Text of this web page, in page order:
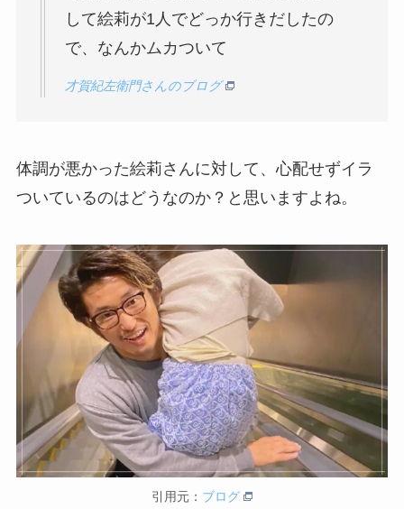
して絵莉が1人でどっか行きだしたの
で、なんかムカついて
才賀紀左衛門さんのブログ
体調が悪かった絵莉さんに対して、心配せずイラ
ついているのはどうなのか？と思いますよね。
引用元： ブログ